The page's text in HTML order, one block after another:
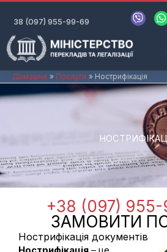
вмісту
38 (097) 955-99-69
V
i
h
a
p
Домашня Послуги Нострифікація
+38 (097)
ЗАМОВИТИ
Нострифікація документів
Нострифікація – це